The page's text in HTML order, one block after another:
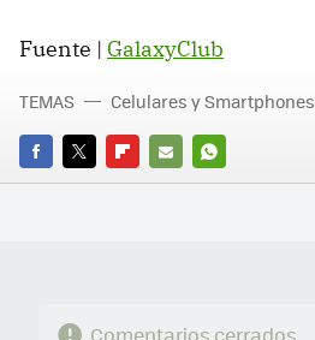
Fuente | GalaxyClub
FACEBOOK
TWITTERFLIPBOARD
E-
WHATSAPP
TEMAS Celulares y Smartphones